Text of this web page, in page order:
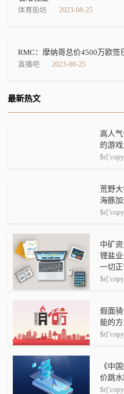
体育街坊 2023-08-25
RMC：摩纳哥总价4500万欧
直播吧 2023-08-25
最新热文
高人
的游
荒野
海豚加
中矿
锂盐
一切正
假面
能的
《中
价跳